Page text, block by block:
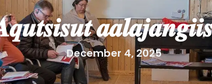
December 4, 2025